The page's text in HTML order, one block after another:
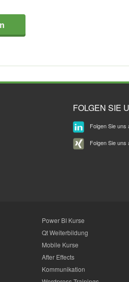
FOLGEN SIE
Folgen Sie uns
Folgen Sie uns
Power BI Kurse
Qt Weiterbildung
Mobile Kurse
After Effects
Kommunikation